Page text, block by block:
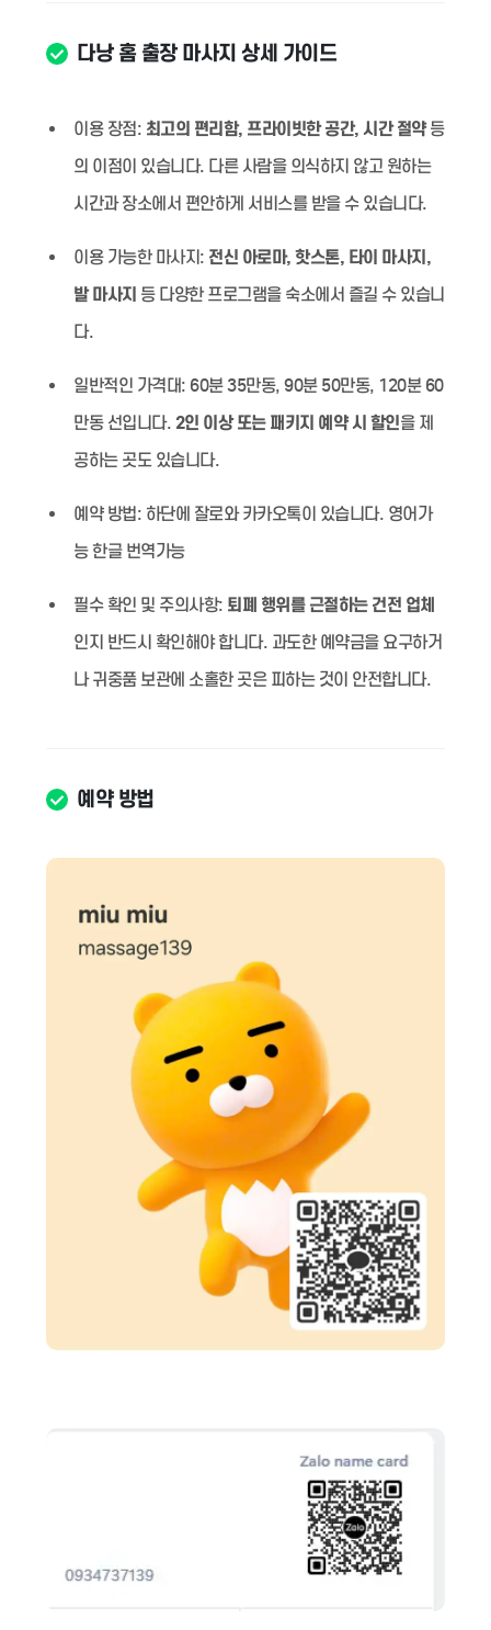
다낭 홈 출장 마사지 상세 가이드
이용 장점: 최고의 편리함, 프라이빗한 공간, 시간 절약등
의 이점이 있습니다. 다른 사람을 의식하지 않고 원하는
시간과 장소에서 편안하게 서비스를 받을 수 있습니다.
이용 가능한 마사지: 전신 아로마, 핫스톤, 타이 마사지,
발 마사지 등 다양한 프로그램을 숙소에서 즐길 수 있습니
다.
일반적인 가격대: 60분 35만동, 90분 50만동, 120분 60
만동 선입니다. 2인 이상 또는 패키지 예약 시 할인을 제
공하는 곳도 있습니다.
예약 방법: 하단에 잘로와 카카오톡이 있습니다. 영어가
능 한글 번역가능
필수 확인 및 주의사항: 퇴폐 행위를 근절하는 건전 업체
인지 반드시 확인해야 합니다. 과도한 예약금을 요구하거
나 귀중품 보관에 소홀한 곳은 피하는 것이 안전합니다.
예약 방법